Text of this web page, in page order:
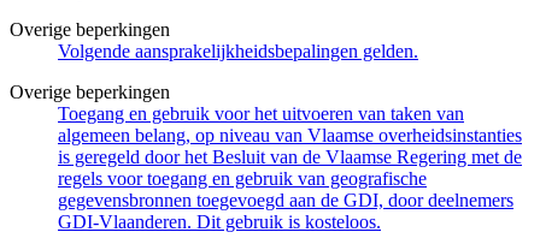
Overige beperkingen
Volgende aansprakelijkheidsbepalingen gelden.
Overige beperkingen
Toegang en gebruik voor het uitvoeren van taken van
algemeen belang, op niveau van Vlaamse overheidsinstanties
is geregeld door het Besluit van de Vlaamse Regering met de
regels voor toegang en gebruik van geografische
gegevensbronnen toegevoegd aan de GDI, door deelnemers
GDI-Vlaanderen. Dit gebruik is kosteloos.